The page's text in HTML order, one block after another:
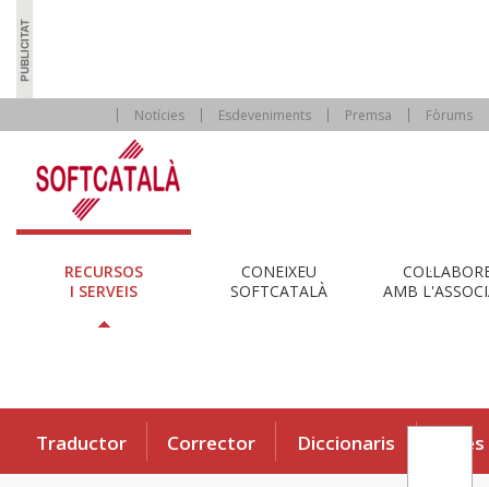
Notícies Esdeveniments Premsa Fòrums
RECURSOS
I SERVEIS
CONEIXEU
SOFTCATALÀ
AMB
Traductor Corrector Diccionaris Eines